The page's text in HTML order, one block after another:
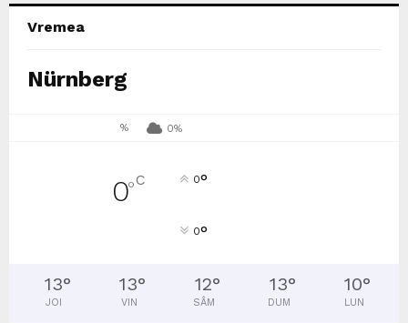
Vremea
Nürnberg
% 0%
0°C 0°
0°
13°
JOI
13°
VIN
12°
SÂM
13°
DUM
10°
LUN